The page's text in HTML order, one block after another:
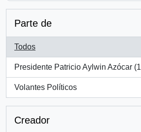
Parte de
Todos
Presidente Patricio Aylwin Azócar
, 44 resultados
Volantes Políticos
, 23 resultados
Creador